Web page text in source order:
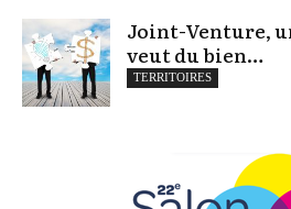
Joint-Venture,
veut du bien…
TERRITOIRES